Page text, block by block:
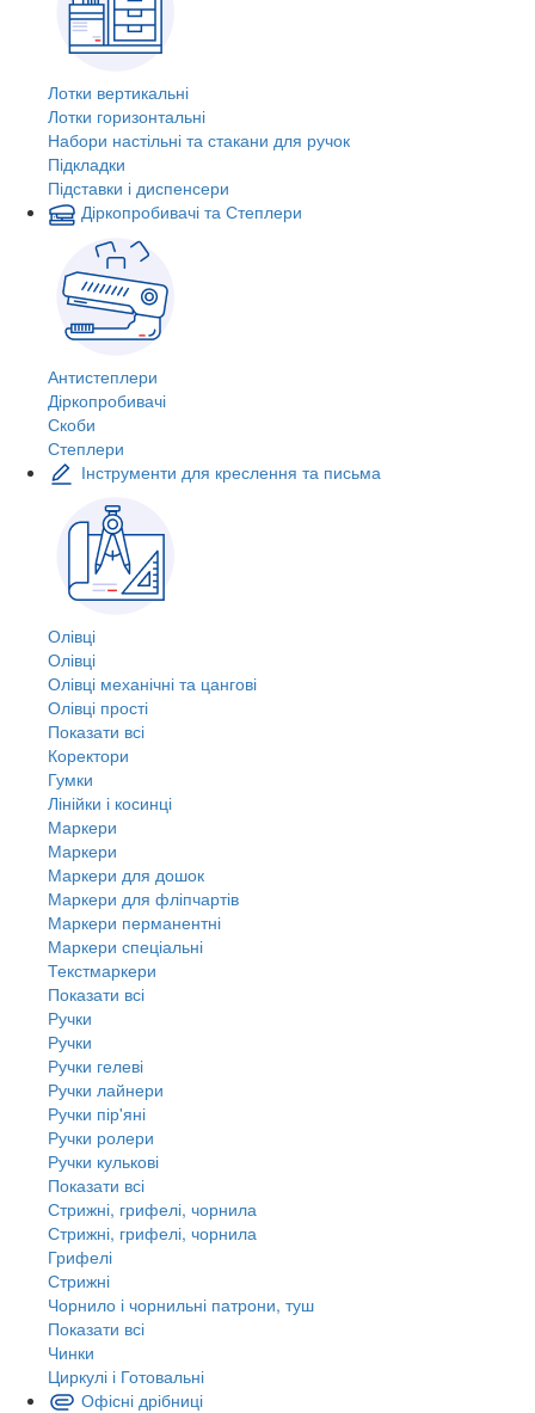
Лотки вертикальні
Лотки горизонтальні
Набори настільні та стакани для ручок
Підкладки
Підставки і диспенсери
Діркопробивачі та Степлери
Антистеплери
Діркопробивачі
Скоби
Степлери
Інструменти для креслення та письма
Олівці
Олівці
Олівці механічні та цангові
Олівці прості
Показати всі
Коректори
Гумки
Лінійки і косинці
Маркери
Маркери
Маркери для дошок
Маркери для фліпчартів
Маркери перманентні
Маркери спеціальні
Текстмаркери
Показати всі
Ручки
Ручки
Ручки гелеві
Ручки лайнери
Ручки пір'яні
Ручки ролери
Ручки кулькові
Показати всі
Стрижні, грифелі, чорнила
Стрижні, грифелі, чорнила
Грифелі
Стрижні
Чорнило і чорнильні патрони, туш
Показати всі
Чинки
Циркулі і Готовальні
Офісні дрібниці